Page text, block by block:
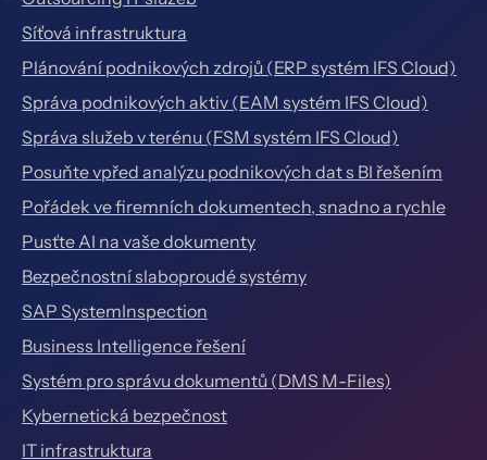
Síťová infrastruktura
Plánování podnikových zdrojů (ERP systém IFS Cloud)
Správa podnikových aktiv (EAM systém IFS Cloud)
Správa služeb v terénu (FSM systém IFS Cloud)
Posuňte vpřed analýzu podnikových dat s BI řešením
Pořádek ve firemních dokumentech, snadno a rychle
Pusťte AI na vaše dokumenty
Bezpečnostní slaboproudé systémy
SAP SystemInspection
Business Intelligence řešení
Systém pro správu dokumentů (DMS M-Files)
Kybernetická bezpečnost
IT infrastruktura